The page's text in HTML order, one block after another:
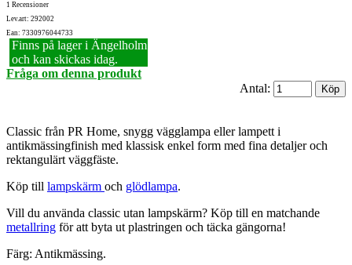
1 Recensioner
Lev.art: 292002
Ean: 7330976044733
Finns på lager i Ängelholm
och kan skickas idag.
Fråga om denna produkt
Antal:
Classic från PR Home, snygg vägglampa eller lampett i
antikmässingfinish med klassisk enkel form med fina detaljer och
rektangulärt väggfäste.
Köp till lampskärm och glödlampa.
Vill du använda classic utan lampskärm? Köp till en matchande
metallring för att byta ut plastringen och täcka gängorna!
Färg: Antikmässing.